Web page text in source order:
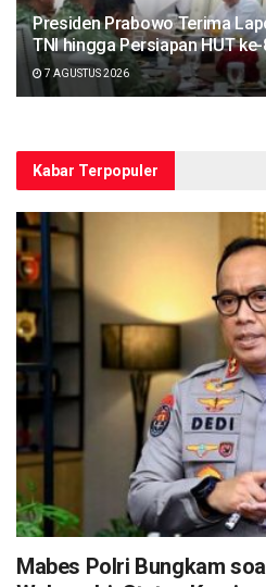
Presiden Prabowo Terima
TNI hingga Persiapan HUT ke-
7 AGUSTUS 2026
Kabar Terpopuler
Mabes Polri Bungkam